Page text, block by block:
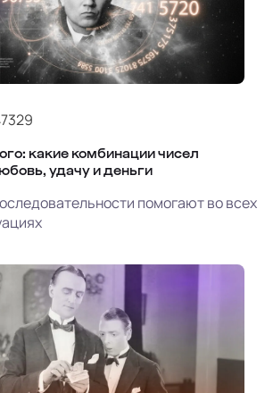
какие комбинации чисел
удачу и деньги
помогают во всех